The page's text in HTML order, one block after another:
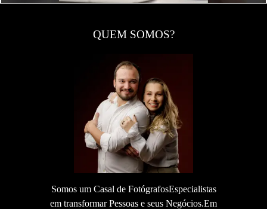
QUEM SOMOS?
Somos um Casal de FotógrafosEspecialistas
em transformar Pessoas e seus Negócios.Em